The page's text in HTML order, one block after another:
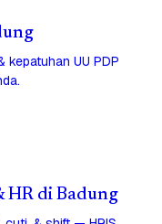
kepatuhan UU PDP
HR di Badung